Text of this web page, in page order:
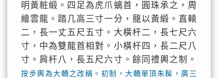
明黃粧緞。四足為虎爪螭首，圓珠承之，周
繪雲龍。踏几高三寸一分，籠以黃緞。直轅
二，長一丈五尺五寸。大橫杆二，長七尺六
寸，中為雙龍首相對。小橫杆四，長二尺八
寸。肩杆八，長五尺六寸。餘同禮輿之制。
按步輿為大轎之改稱。初制，大轎單頂朱髹，廣三